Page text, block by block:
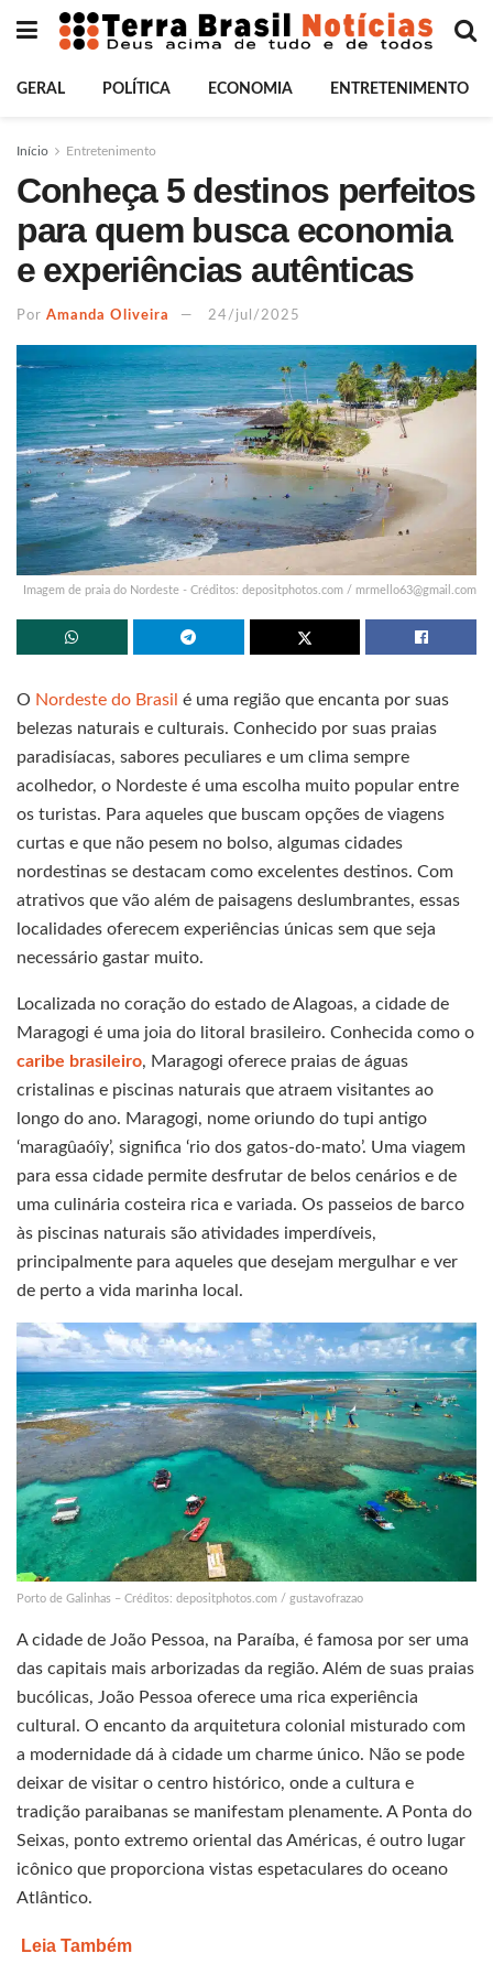
GERAL POLÍTICA ECONOMIA ENTRETENIMENTO
Início Entretenimento
Conheça 5 destinos perfeitos
para quem busca economia
e experiências autênticas
Por Amanda Oliveira 24/jul/2025
Imagem de praia do Nordeste - Créditos: depositphotos.com / mrmello63@gmail.com
O Nordeste do Brasil é uma região que encanta por suas
belezas naturais e culturais. Conhecido por suas praias
paradisíacas, sabores peculiares e um clima sempre
acolhedor, o Nordeste é uma escolha muito popular entre
os turistas. Para aqueles que buscam opções de viagens
curtas e que não pesem no bolso, algumas cidades
nordestinas se destacam como excelentes destinos. Com
atrativos que vão além de paisagens deslumbrantes, essas
localidades oferecem experiências únicas sem que seja
necessário gastar muito.
Localizada no coração do estado de Alagoas, a cidade de
Maragogi é uma joia do litoral brasileiro. Conhecida como o
caribe brasileiro, Maragogi oferece praias de águas
cristalinas e piscinas naturais que atraem visitantes ao
longo do ano. Maragogi, nome oriundo do tupi antigo
‘maragûaóîy’, significa ‘rio dos gatos-do-mato’. Uma viagem
para essa cidade permite desfrutar de belos cenários e de
uma culinária costeira rica e variada. Os passeios de barco
às piscinas naturais são atividades imperdíveis,
principalmente para aqueles que desejam mergulhar e ver
de perto a vida marinha local.
Porto de Galinhas – Créditos: depositphotos.com / gustavofrazao
A cidade de João Pessoa, na Paraíba, é famosa por ser uma
das capitais mais arborizadas da região. Além de suas praias
bucólicas, João Pessoa oferece uma rica experiência
cultural. O encanto da arquitetura colonial misturado com
a modernidade dá à cidade um charme único. Não se pode
deixar de visitar o centro histórico, onde a cultura e
tradição paraibanas se manifestam plenamente. A Ponta do
Seixas, ponto extremo oriental das Américas, é outro lugar
icônico que proporciona vistas espetaculares do oceano
Atlântico.
Leia Também